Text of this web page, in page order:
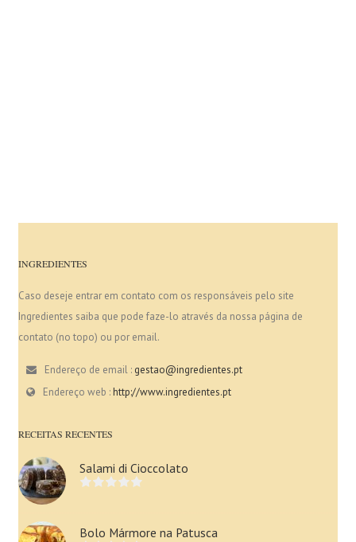
INGREDIENTES
Caso deseje entrar em contato com os responsáveis pelo site
Ingredientes saiba que pode faze-lo através da nossa página de
contato (no topo) ou por email.
Endereço de email : gestao@ingredientes.pt
Endereço web :http://www.ingredientes.pt
RECEITAS RECENTES
Salami di Cioccolato
Bolo Mármore na Patusca